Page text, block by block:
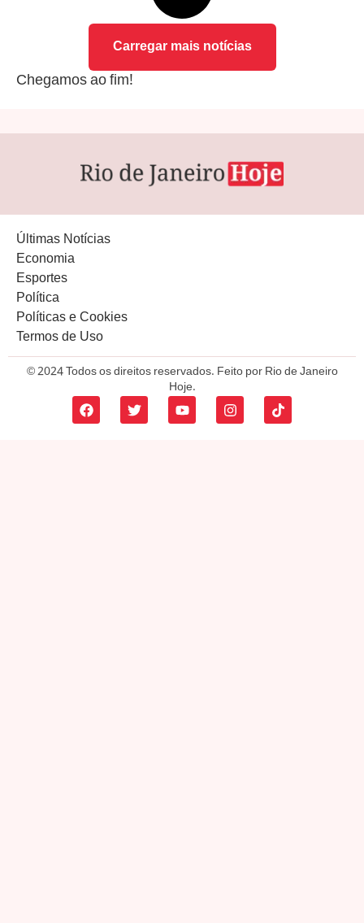
Carregar mais notícias
Chegamos ao fim!
Últimas Notícias
Economia
Esportes
Política
Políticas e Cookies
Termos de Uso
© 2024 Todos os direitos reservados. Feito por Rio de Janeiro
Hoje.